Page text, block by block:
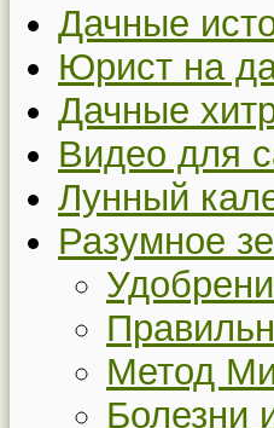
Дачные
Юрист на
Дачные
Видео для
Лунный
Разумное
Метод
Болезни